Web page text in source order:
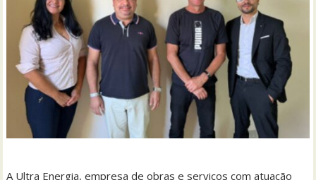
A Ultra Energia, empresa de obras e serviços com atuação